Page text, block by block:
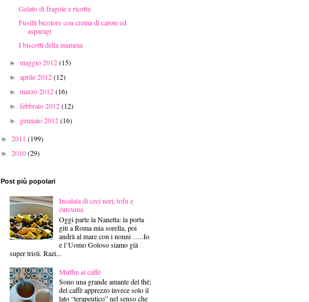
Gelato di fragole e ricotta
Fusilli bicolore con crema di carote ed
asparagi
I biscotti della mamma
►maggio 2012(15)
►aprile 2012(12)
►marzo 2012(16)
►febbraio 2012(12)
► gennaio 2012(16)
► 2011 (199)
► 2010(29)
Post più popolari
Insalata di ceci neri, tofu e
curcuma
Oggi parte la Nanetta: la porta
giù a Roma mia sorella, poi
andrà al mare con i nonni …..Io
e l’Uomo Goloso siamo già
super tristi. Razi...
Muffin al caffé
Sono una grande amante del thé;
del caffè apprezzo invece solo il
lato “terapeutico” nel senso che